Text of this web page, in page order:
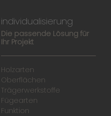
individualisierung
Die passende Lösung für
Ihr Projekt
Holzarten
Oberflächen
Trägerwerkstoffe
Fügearten
Funktion